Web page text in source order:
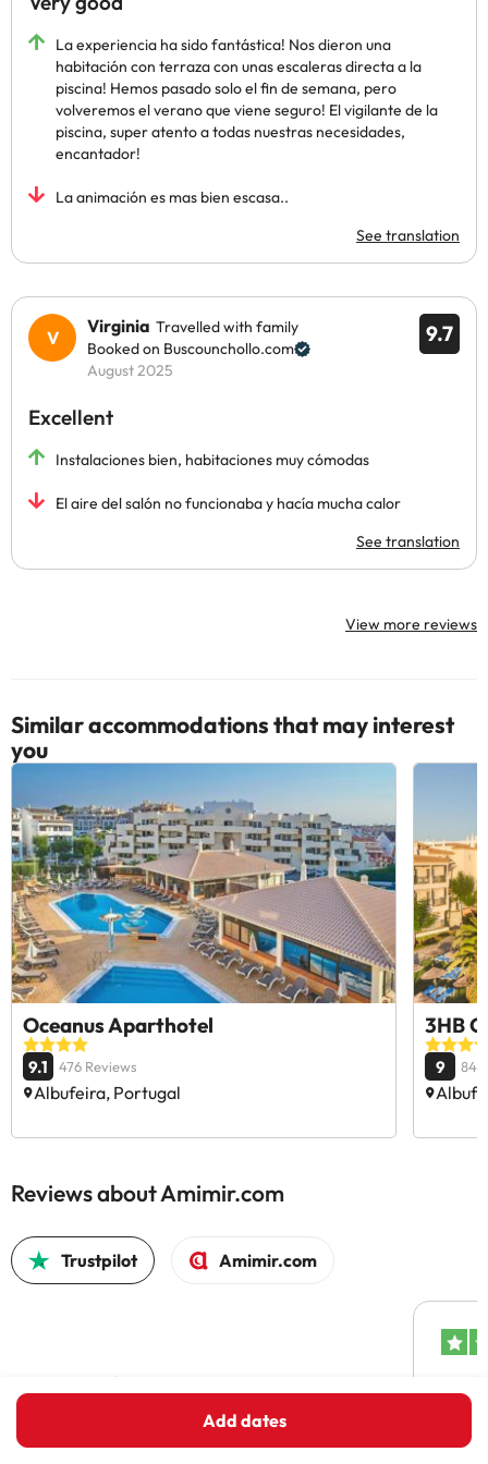
Add dates
La experiencia ha sido fantástica! Nos dieron una
habitación con terraza con unas escaleras directa a la
piscina! Hemos pasado solo el fin de semana, pero
volveremos el verano que viene seguro! El vigilante de la
piscina, super atento a todas nuestras necesidades,
encantador!
La animación es mas bien escasa..
See translation
9.7
Virginia Travelled with family
Booked on Buscounchollo.com
August 2025
Excellent
Instalaciones bien, habitaciones muy cómodas
El aire del salón no funcionaba y hacía mucha calor
See translation
View more reviews
Similar accommodations that may interest
you
Oceanus Aparthotel
9.1 476 Reviews
Albufeira, Portugal
3HB
9 840
Reviews about Amimir.com
Trustpilot Amimir.com